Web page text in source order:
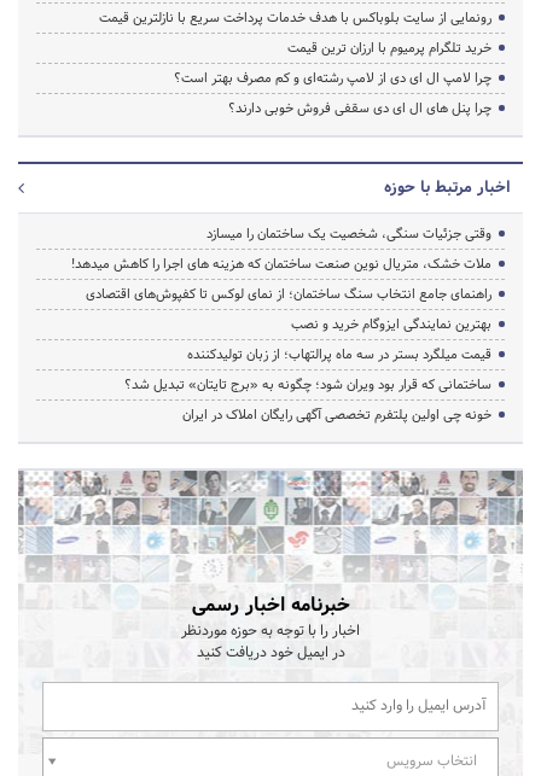
رونمایی از سایت بلوباکس با هدف خدمات پرداخت سریع با نازلترین قیمت
خرید تلگرام پرمیوم با ارزان ترین قیمت
چرا لامپ ال ای دی از لامپ رشته‌ای و کم مصرف بهتر است؟
چرا پنل های ال ای دی سقفی فروش خوبی دارند؟
اخبار مرتبط با حوزه
وقتی جزئیات سنگی، شخصیت یک ساختمان را میسازد
ملات خشک، متریال نوین صنعت ساختمان که هزینه‌ های اجرا را کاهش میدهد!
راهنمای جامع انتخاب سنگ ساختمان؛ از نمای لوکس تا کفپوش‌های اقتصادی
بهترین نمایندگی ایزوگام خرید و نصب
قیمت میلگرد بستر در سه ماه پرالتهاب؛ از زبان تولیدکننده
ساختمانی که قرار بود ویران شود؛ چگونه به «برج تایتان» تبدیل شد؟
خونه چی اولین پلتفرم تخصصی آگهی رایگان املاک در ایران
خبرنامه اخبار رسمی
اخبار را با توجه به حوزه موردنظر
در ایمیل خود دریافت کنید
انتخاب سرویس